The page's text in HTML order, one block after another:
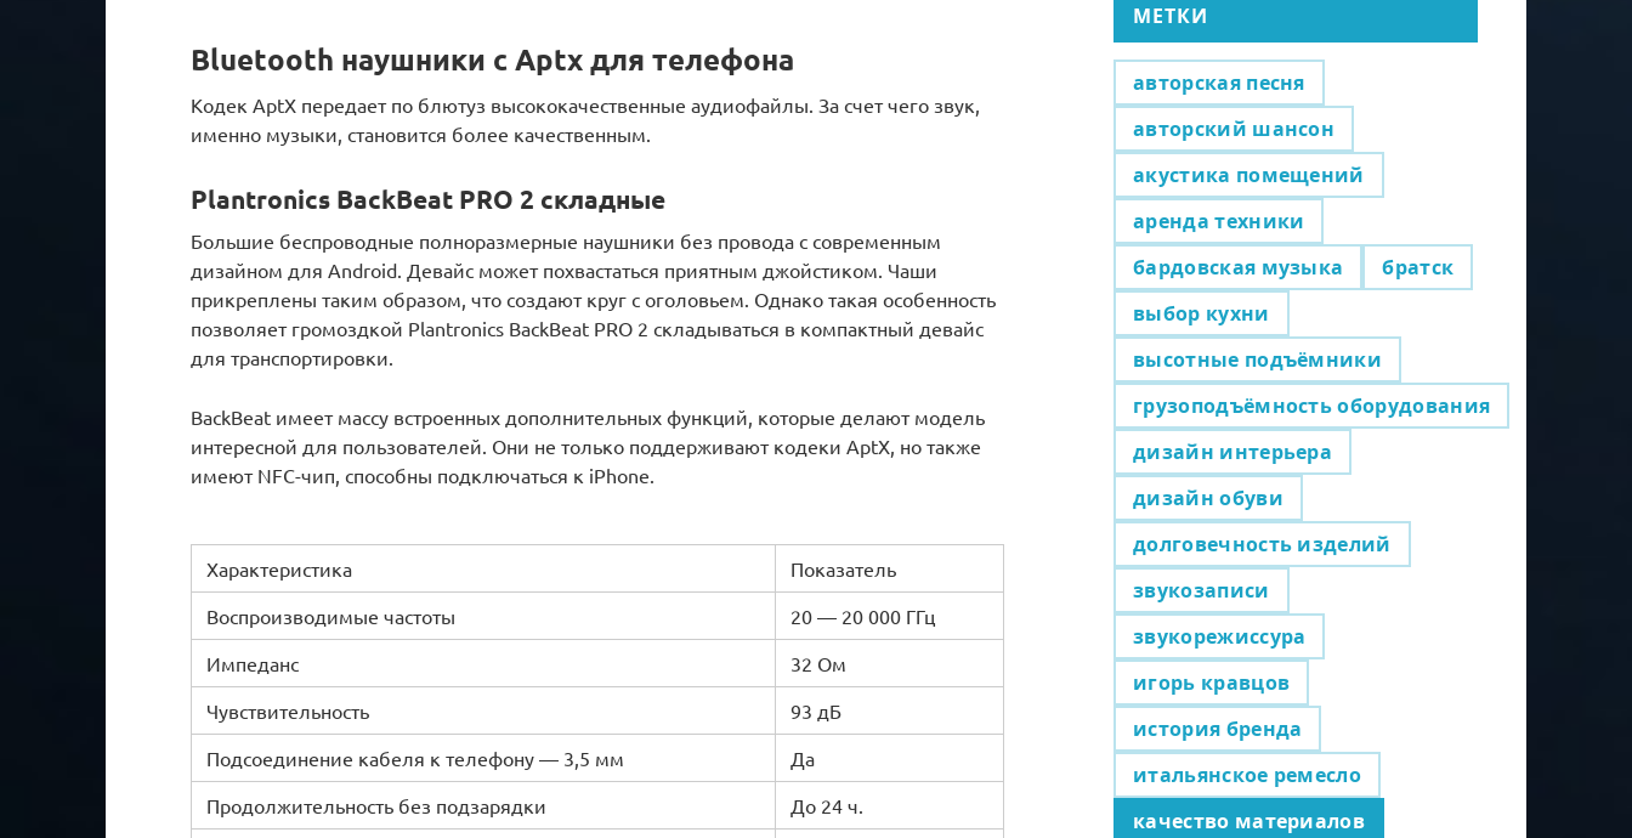
Bluetooth наушники с Aptx для телефона
Кодек AptX передает по блютуз высококачественные аудиофайлы. За счет чего звук,
именно музыки, становится более качественным.
Plantronics BackBeat PRO 2 складные
Большие беспроводные полноразмерные наушники без провода с современным
дизайном для Android. Девайс может похвастаться приятным джойстиком. Чаши
прикреплены таким образом, что создают круг с оголовьем. Однако такая особенность
позволяет громоздкой Plantronics BackBeat PRO 2 складываться в компактный девайс
для транспортировки.
BackBeat имеет массу встроенных дополнительных функций, которые делают модель
интересной для пользователей. Они не только поддерживают кодеки AptX, но также
имеют NFC-чип, способны подключаться к iPhone.
Характеристика
Показатель
Воспроизводимые частоты
20 — 20 000 ГГц
Импеданс
32 Ом
Чувствительность
93 дБ
Подсоединение кабеля к телефону — 3,5 мм
Да
Продолжительность без подзарядки
До 24 ч.
МЕТКИ
авторская песня
авторский шансон
акустика помещений
аренда техники
бардовская музыка
братск
выбор кухни
высотные подъёмники
грузоподъёмность оборудования
дизайн интерьера
дизайн обуви
долговечность изделий
звукозаписи
звукорежиссура
игорь кравцов
история бренда
итальянское ремесло
качество материалов